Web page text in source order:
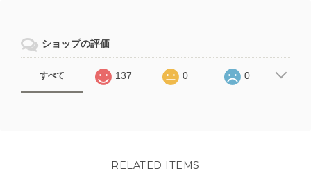
ショップの評価
すべて 137 0 0
RELATED ITEMS